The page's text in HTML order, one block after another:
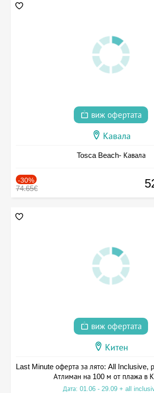
виж офертата
Кавала
Tosca Beach- Кавала
-30%
74.65€
виж офертата
Китен
Last Minute оферта за лято: All Inclusive,
Атлиман на 100 м от плажа в
Дата: 01.06 - 29.09 + all